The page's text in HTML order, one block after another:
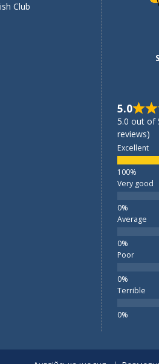
Club
5.0
5.0 out of
reviews)
Excellent
Very good
Average
Poor
Terrible